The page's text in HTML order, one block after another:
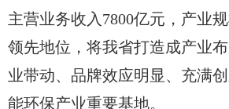
主营业务收入7800亿元，产业
领先地位，将我省打造成产业
业带动、品牌效应明显、充满
能环保产业重要基地。